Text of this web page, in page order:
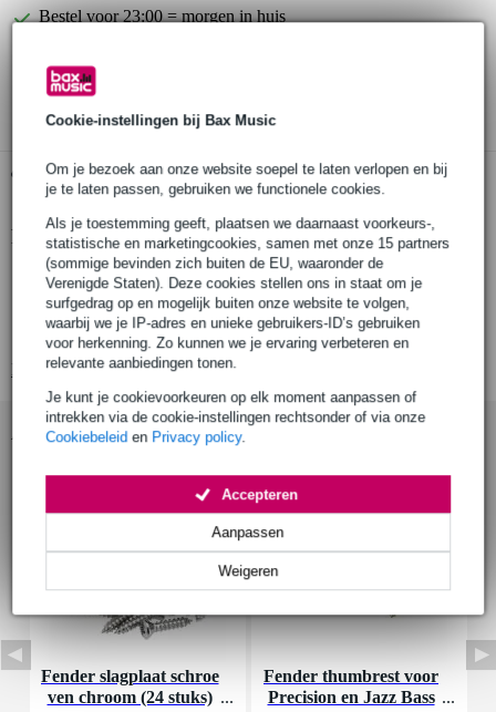
Cookie-instellingen bij Bax Music
Om je bezoek aan onze website soepel te laten verlopen en bij
je te laten passen, gebruiken we functionele cookies.
Als je toestemming geeft, plaatsen we daarnaast voorkeurs-,
statistische en marketingcookies, samen met onze 15 partners
(sommige bevinden zich buiten de EU, waaronder de
Verenigde Staten). Deze cookies stellen ons in staat om je
surfgedrag op en mogelijk buiten onze website te volgen,
waarbij we je IP-adres en unieke gebruikers-ID’s gebruiken
voor herkenning. Zo kunnen we je ervaring verbeteren en
relevante aanbiedingen tonen.
Je kunt je cookievoorkeuren op elk moment aanpassen of
intrekken via de cookie-instellingen rechtsonder of via onze
Cookiebeleid en Privacy policy.
Weigeren
Aanpassen
Accepteren
Bestel voor 23:00 = morgen in huis
3 jaar Bax Music garantie
Gratis ophalen in de winkel
Productinformatie
Fender 'ashtray' bridge cover voor Precision Bass
kleur: chroom
geeft uw bas de vintage uitstraling van de '50s, '60s en '70s
Bekijk alle productspecificaties
Accessoires (3)
Fender slagplaat schroe
ven chroom (24 stuks)
Fender thumbrest voor
Precision en Jazz Bass